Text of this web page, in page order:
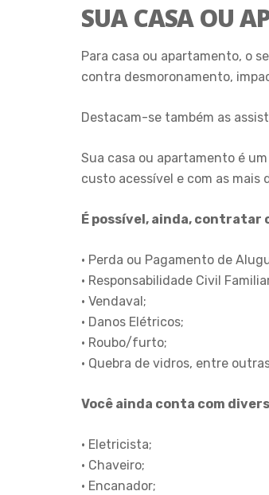
SUA CASA OU
Para casa ou apartamento, o
contra desmoronamento,
Destacam-se também as
Sua casa ou apartamento é
custo acessível e com as
É possível, ainda, contratar
• Perda ou Pagamento de
• Responsabilidade Civil
• Vendaval;
• Danos Elétricos;
• Roubo/furto;
• Quebra de vidros, entre
Você ainda conta com
• Eletricista;
• Chaveiro;
• Encanador;